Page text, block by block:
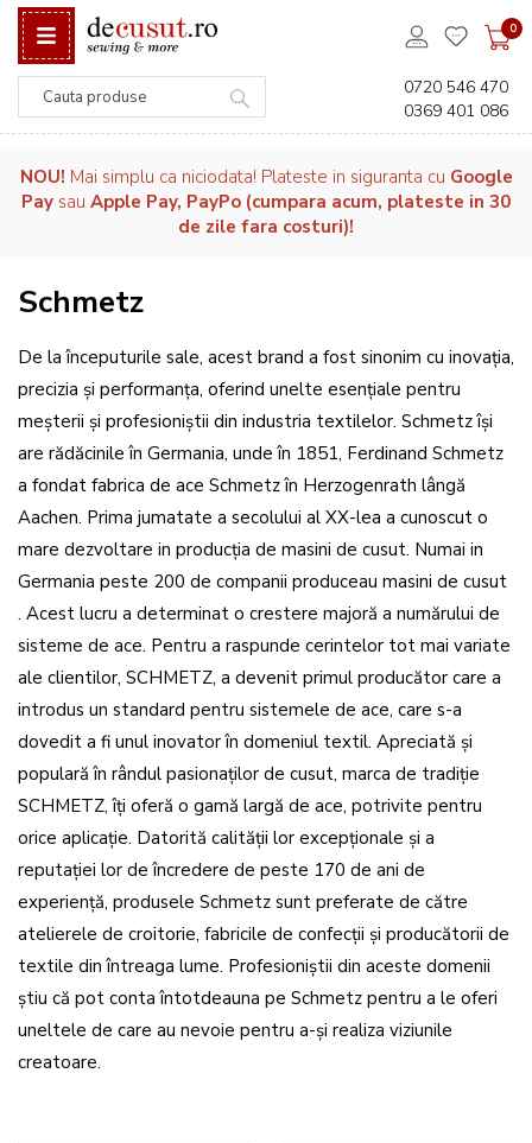
0
0720 546 470
0369 401 086
NOU! Mai simplu ca niciodata! Plateste in siguranta cu Google
Pay sau Apple Pay, PayPo (cumpara acum, plateste in 30
de zile fara costuri)!
Schmetz
De la începuturile sale, acest brand a fost sinonim cu inovația,
precizia și performanța, oferind unelte esențiale pentru
meșterii și profesioniștii din industria textilelor. Schmetz își
are rădăcinile în Germania, unde în 1851, Ferdinand Schmetz
a fondat fabrica de ace Schmetz în Herzogenrath lângă
Aachen. Prima jumatate a secolului al XX-lea a cunoscut o
mare dezvoltare in producția de masini de cusut. Numai in
Germania peste 200 de companii produceau masini de cusut
. Acest lucru a determinat o crestere majoră a numărului de
sisteme de ace. Pentru a raspunde cerintelor tot mai variate
ale clientilor, SCHMETZ, a devenit primul producător care a
introdus un standard pentru sistemele de ace, care s-a
dovedit a fi unul inovator în domeniul textil. Apreciată și
populară în rândul pasionaților de cusut, marca de tradiție
SCHMETZ, îți oferă o gamă largă de ace, potrivite pentru
orice aplicație. Datorită calității lor excepționale și a
reputației lor de încredere de peste 170 de ani de
experiență, produsele Schmetz sunt preferate de către
atelierele de croitorie, fabricile de confecții și producătorii de
textile din întreaga lume. Profesioniștii din aceste domenii
știu că pot conta întotdeauna pe Schmetz pentru a le oferi
uneltele de care au nevoie pentru a-și realiza viziunile
creatoare.